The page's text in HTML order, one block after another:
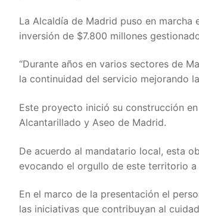
La Alcaldía de Madrid puso en
inversión de $7.800 millones
“Durante años en varios sectores de
la continuidad del servicio mejorando
Este proyecto inició su construcción
Alcantarillado y Aseo de Madrid.
De acuerdo al mandatario local, esta
evocando el orgullo de este territorio
En el marco de la presentación el
las iniciativas que contribuyan al